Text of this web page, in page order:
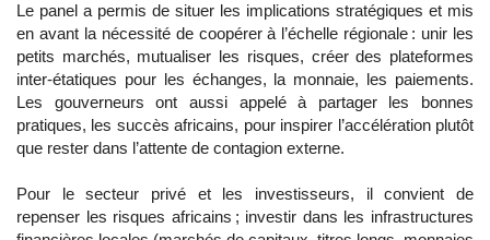
Le panel a permis de situer les implications stratégiques et mis
en avant la nécessité de coopérer à l’échelle régionale : unir les
petits marchés, mutualiser les risques, créer des plateformes
inter‑étatiques pour les échanges, la monnaie, les paiements.
Les gouverneurs ont aussi appelé à partager les bonnes
pratiques, les succès africains, pour inspirer l’accélération plutôt
que rester dans l’attente de contagion externe.
Pour le secteur privé et les investisseurs, il convient de
repenser les risques africains ; investir dans les infrastructures